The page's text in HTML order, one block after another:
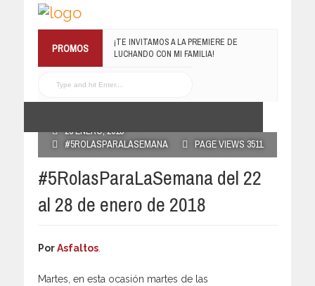
PROMOS
¡TE INVITAMOS A LA PREMIERE DE
LUCHANDO CON MI FAMILIA!
REGALA EL COMPILADO
#ELRECOMENDADOVOL4
23 ENERO, 2018
#5ROLASPARALASEMANA
PAGE VIEWS 3511
#5RolasParaLaSemana del 22
al 28 de enero de 2018
PorAsfaltos
Martes, en esta ocasión martes de las